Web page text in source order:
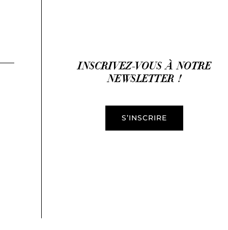
INSCRIVEZ-VOUS À NOTRE
NEWSLETTER !
S’INSCRIRE